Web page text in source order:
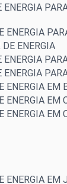
ENERGIA
ENERGIA
ENERGIA
ENERGIA
ENERGIA
ENERGIA EM
ENERGIA EM
ENERGIA EM
ENERGIA EM